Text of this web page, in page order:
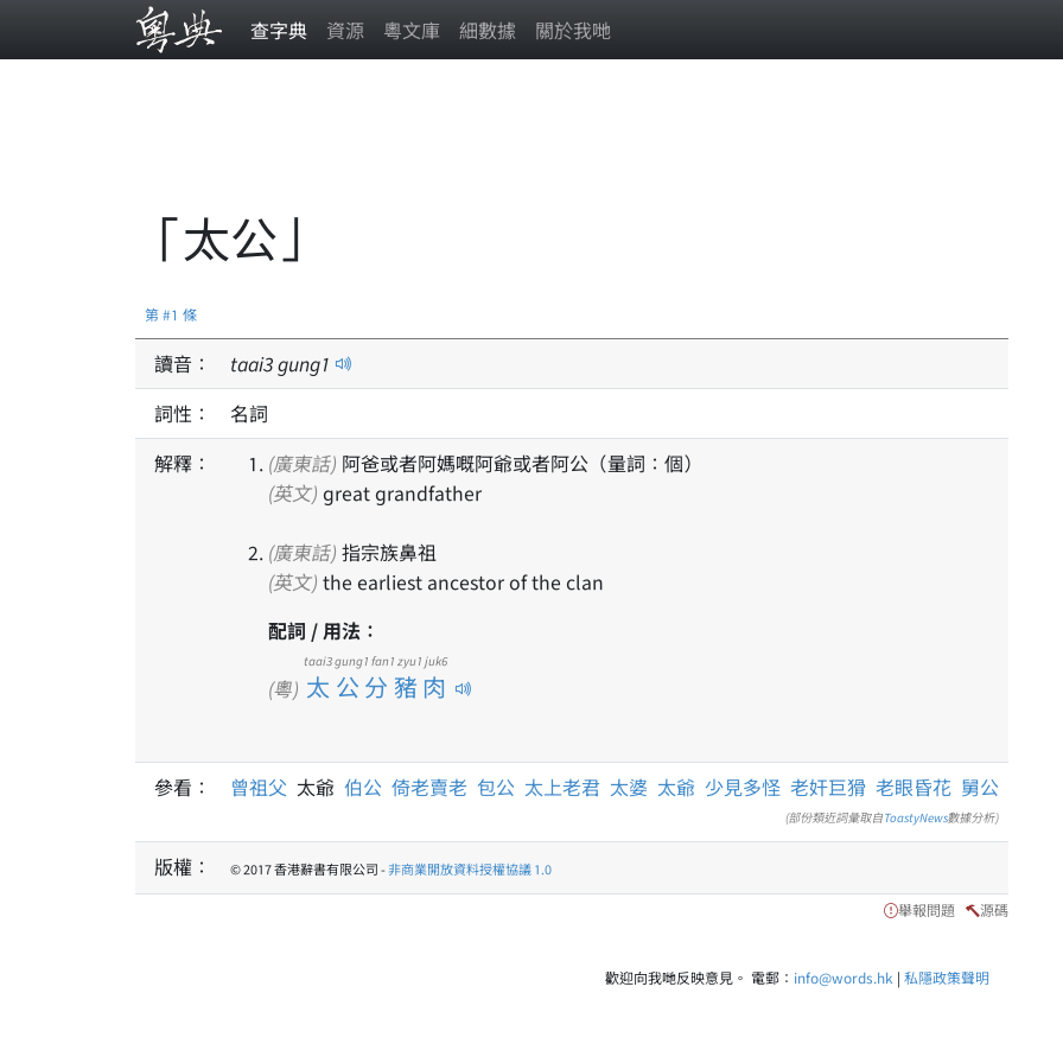
查字典 資源 粵文庫 細數據 關於我哋
「太公」
第 #1 條
讀音： taai3gung1
詞性：
名詞
解釋：
(廣東話) 阿爸或者阿媽嘅阿爺或者阿公（量詞：個）
(英文) great grandfather
(廣東話) 指宗族鼻祖
(英文) the earliest ancestor of the clan
配詞 / 用法：
(粵) 太公分豬肉
taai3 gung1 fan1 zyu1 juk6
參看： 曾祖父 太爺 伯公 倚老賣老 包公 太上老君 太婆 太爺 少見多怪 老奸巨猾 老眼昏花 舅公
(部份類近詞彙取自ToastyNews數據分析)
版權： © 2017 香港辭書有限公司 -非商業開放資料授權協議 1.0
舉報問題 源碼
歡迎向我哋反映意見。 電郵： info@words.hk | 私隱政策聲明